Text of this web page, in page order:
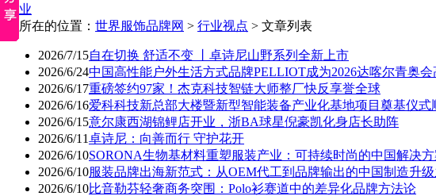
企业
您所在的位置： 世界服饰品牌网 > 行业视点 > 文章列表
2026/7/15自在切换 舒适不变 丨卓诗尼山野系列全新上市
2026/6/24中国高性能户外生活方式品牌PELLIOT成为2026达喀尔青奥
2026/6/17重磅签约97家！杰克科技智链大师整厂快反享誉全球
2026/6/16爱科科技新总部大楼暨新型智能装备产业化基地项目奠基仪式
2026/6/15意尔康西湖锦鲤店开业，浙BA球星倪豪凯化身店长助阵
2026/6/11卓诗尼：向善而行 守护花开
2026/6/10SORONA生物基材料重塑服装产业：可持续时尚的中国解决方
2026/6/10服装品牌出海新范式：从OEM代工到品牌输出的中国制造升
2026/6/10比音勒芬轻奢商务突围：Polo衫赛道中的差异化品牌方法论